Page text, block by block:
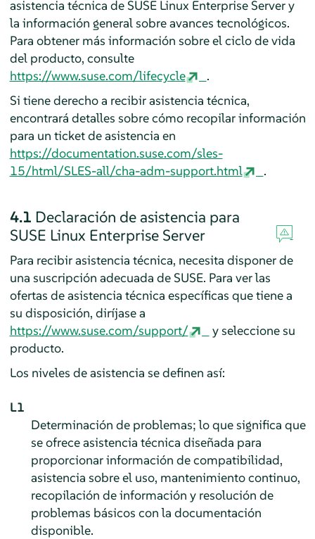
asistencia técnica de SUSE Linux Enterprise Servery
la información general sobre avances tecnológicos.
Para obtener más información sobre el ciclo de vida
del producto, consulte
https://www.suse.com/lifecycle
.
Si tiene derecho a recibir asistencia técnica,
encontrará detalles sobre cómo recopilar información
para un ticket de asistencia en
https://documentation.suse.com/sles-
15/html/SLES-all/cha-adm-support.html
.
4.1 Declaración de asistencia para
SUSE Linux Enterprise Server
Para recibir asistencia técnica, necesita disponer de
una suscripción adecuada de SUSE. Para ver las
ofertas de asistencia técnica específicas que tiene a
su disposición, diríjase a
https://www.suse.com/support/
y seleccione su
producto.
Los niveles de asistencia se definen así:
L1
Determinación de problemas; lo que significa que
se ofrece asistencia técnica diseñada para
proporcionar información de compatibilidad,
asistencia sobre el uso, mantenimiento continuo,
recopilación de información y resolución de
problemas básicos con la documentación
disponible.